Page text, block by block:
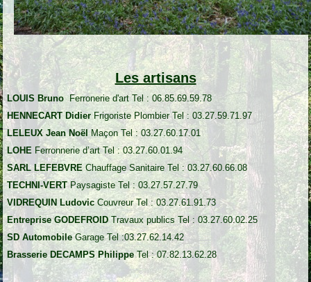
Les artisans
LOUIS Bruno Ferronerie d'art Tel : 06.85.69.59.78
HENNECART Didier Frigoriste Plombier Tel : 03.27.59.71.97
LELEUX Jean Noël Maçon Tel : 03.27.60.17.01
LOHE Ferronnerie d’art Tel : 03.27.60.01.94
SARL LEFEBVRE Chauffage Sanitaire Tel : 03.27.60.66.08
TECHNI-VERTPaysagiste Tel : 03.27.57.27.79
VIDREQUIN LudovicCouvreur Tel : 03.27.61.91.73
Entreprise GODEFROIDTravaux publics Tel : 03.27.60.02.25
SD AutomobileGarage Tel :03.27.62.14.42
Brasserie DECAMPS PhilippeTel : 07.82.13.62.28